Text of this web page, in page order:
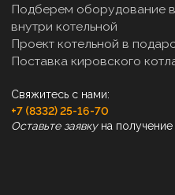
Подберем оборудование
внутри котельной
Проект котельной в
Поставка кировского
Свяжитесь с нами:
+7 (8332) 25-16-70
Оставьте заявкуна